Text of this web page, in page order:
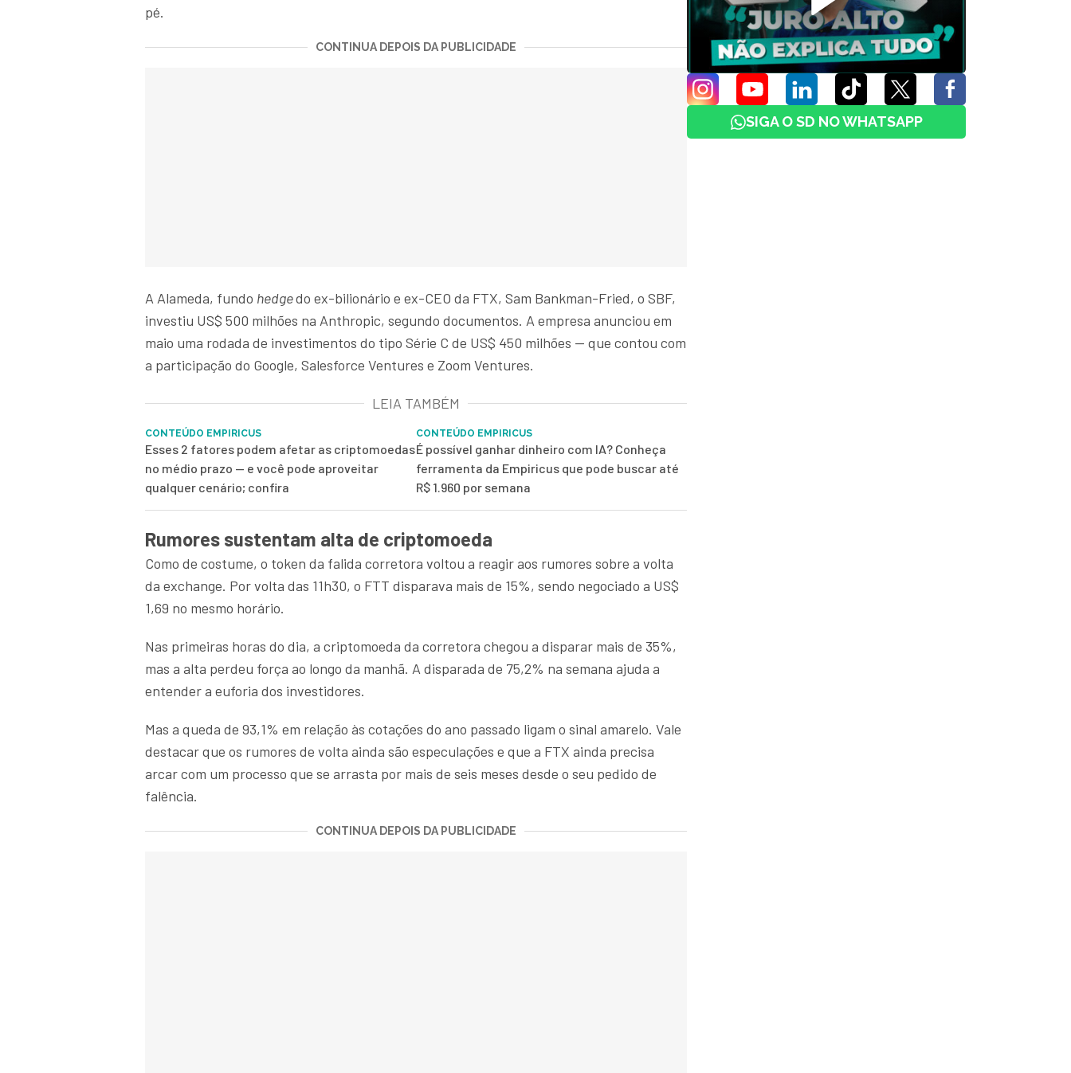
pé.
CONTINUA DEPOIS DA PUBLICIDADE
A Alameda, fundo hedgedo ex-bilionário e ex-CEO da FTX, Sam Bankman-Fried, o SBF,
investiu US$ 500 milhões na Anthropic, segundo documentos. A empresa anunciou em
maio uma rodada de investimentos do tipo Série C de US$ 450 milhões — que contou com
a participação do Google, Salesforce Ventures e Zoom Ventures.
LEIA TAMBÉM
CONTEÚDO EMPIRICUS
Esses 2 fatores podem afetar as criptomoedas
no médio prazo — e você pode aproveitar
qualquer cenário; confira
CONTEÚDO EMPIRICUS
É possível ganhar dinheiro com IA? Conheça
ferramenta da Empiricus que pode buscar até
R$ 1.960 por semana
Rumores sustentam alta de criptomoeda
Como de costume, o token da falida corretora voltou a reagir aos rumores sobre a volta
da exchange. Por volta das 11h30, o FTT disparava mais de 15%, sendo negociado a US$
1,69 no mesmo horário.
Nas primeiras horas do dia, a criptomoeda da corretora chegou a disparar mais de 35%,
mas a alta perdeu força ao longo da manhã. A disparada de 75,2% na semana ajuda a
entender a euforia dos investidores.
Mas a queda de 93,1% em relação às cotações do ano passado ligam o sinal amarelo. Vale
destacar que os rumores de volta ainda são especulações e que a FTX ainda precisa
arcar com um processo que se arrasta por mais de seis meses desde o seu pedido de
falência.
CONTINUA DEPOIS DA PUBLICIDADE
SIGA O SD NO WHATSAPP